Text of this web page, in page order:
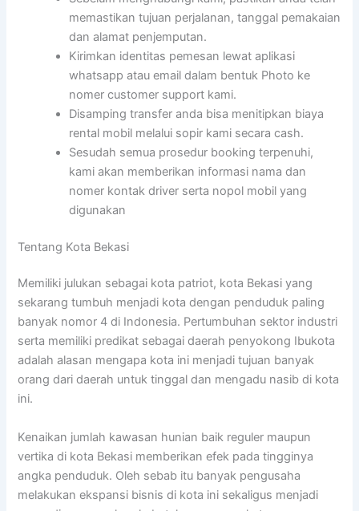
memastikan tujuan perjalanan, tanggal pemakaian
dan alamat penjemputan.
Kirimkan identitas pemesan lewat aplikasi
whatsapp atau email dalam bentuk Photo ke
nomer customer support kami.
Disamping transfer anda bisa menitipkan biaya
rental mobil melalui sopir kami secara cash.
Sesudah semua prosedur booking terpenuhi,
kami akan memberikan informasi nama dan
nomer kontak driver serta nopol mobil yang
digunakan
Tentang Kota Bekasi
Memiliki julukan sebagai kota patriot, kota Bekasi yang
sekarang tumbuh menjadi kota dengan penduduk paling
banyak nomor 4 di Indonesia. Pertumbuhan sektor industri
serta memiliki predikat sebagai daerah penyokong Ibukota
adalah alasan mengapa kota ini menjadi tujuan banyak
orang dari daerah untuk tinggal dan mengadu nasib di kota
ini.
Kenaikan jumlah kawasan hunian baik reguler maupun
vertika di kota Bekasi memberikan efek pada tingginya
angka penduduk. Oleh sebab itu banyak pengusaha
melakukan ekspansi bisnis di kota ini sekaligus menjadi